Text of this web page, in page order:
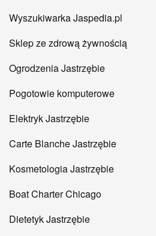
Wyszukiwarka Jaspedia.pl
Sklep ze zdrową żywnością
Ogrodzenia Jastrzębie
Pogotowie komputerowe
Elektryk Jastrzębie
Carte Blanche Jastrzębie
Kosmetologia Jastrzębie
Boat Charter Chicago
Dietetyk Jastrzębie